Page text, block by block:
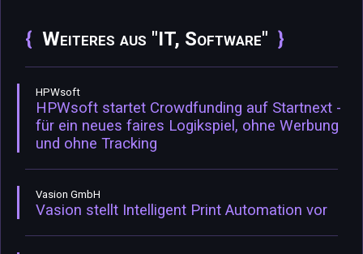
Weiteres aus "IT, Software"
HPWsoft
HPWsoft startet Crowdfunding auf Startnext -
für ein neues faires Logikspiel, ohne Werbung
und ohne Tracking
Vasion GmbH
Vasion stellt Intelligent Print Automation vor